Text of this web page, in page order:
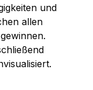
und
allen